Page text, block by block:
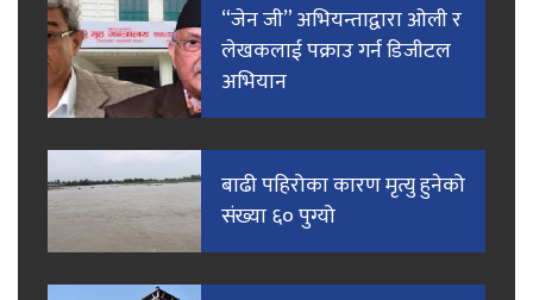
“जेन जी” अभियन्ताद्वारा ओली र
लेखकलाई पक्राउ गर्न डिजीटल
अभियान
बाढी पहिरोका कारण मृत्यु हुनेको
संख्या ६० पुग्यो